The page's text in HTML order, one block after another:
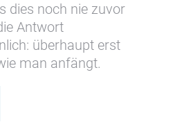
dies noch nie zuvor
Antwort
überhaupt erst
man anfängt.